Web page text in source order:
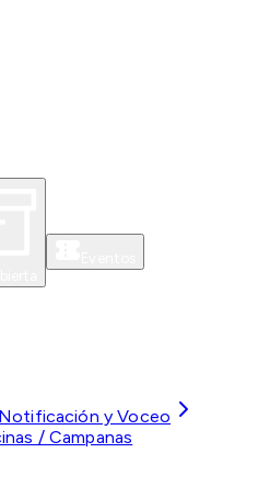
Notificación y Voceo
/ Campanas